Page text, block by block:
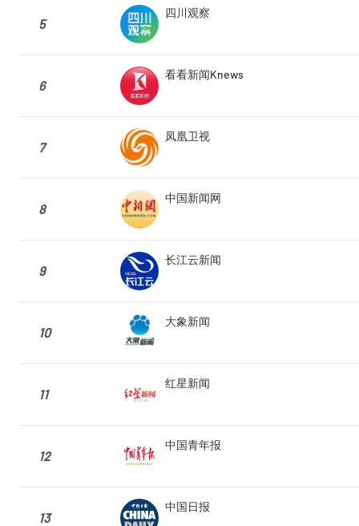
5
四川观察
6
看看新闻Knews
7
凤凰卫视
8
中国新闻网
9
长江云新闻
10
大象新闻
11
红星新闻
12
中国青年报
13
中国日报